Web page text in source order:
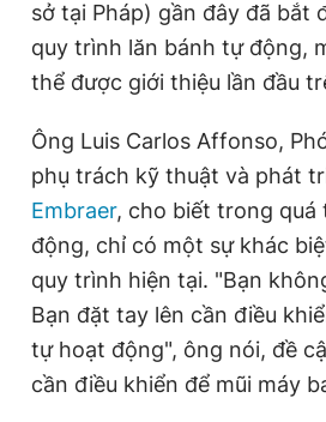
sở tại Pháp) gần đây đã bắt
quy trình lăn bánh tự động,
thể được giới thiệu lần đầu
Ông Luis Carlos Affonso,
phụ trách kỹ thuật và phát
Embraer, cho biết trong
động, chỉ có một sự khác
quy trình hiện tại. "Bạn
Bạn đặt tay lên cần điều
tự hoạt động", ông nói, đề
cần điều khiển để mũi máy